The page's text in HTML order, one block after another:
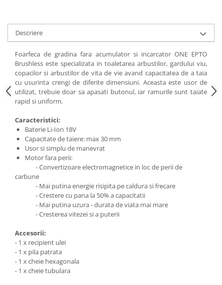
PLASE DE UMBRIRE/ ANTIGRINDINĂ
PRODUSE PENTRU GRĂDINARIT
Irigații pentru grădină
Unelte electrice
Unelte pentru grădinărit
SOBE ȘI ȘEMINEE
TIMP LIBER IN NATURA
TRUSE SI ACCESORII PROFESIONALE
DE CURATARE HORN
UZ GOSPODĂRESC
ȘEMINEE ȘI ÎNCĂLZITOARE DE
Descriere
Foarfeca de gradina fara acumulator si incarcator ONE EPTO
Brushless este specializata in toaletarea arbustilor, gardului viu,
copacilor si arbustilor de vita de vie avand capacitatea de a taia
cu usurinta crengi de diferite dimensiuni. Aceasta este usor de
utilizat, trebuie doar sa apasati butonul, iar ramurile sunt taiate
rapid si uniform.
Caracteristici:
Baterie Li-Ion 18V
Capacitate de taiere: max 30 mm
Usor si simplu de manevrat
Motor fara perii:
- Convertizoare electromagnetice in loc de perii de
carbune
- Mai putina energie risipita pe caldura si frecare
- Crestere cu pana la 50% a capacitatii
- Mai putina uzura - durata de viata mai mare
- Cresterea vitezei si a puterii
Accesorii:
- 1 x recipient ulei
- 1 x pila patrata
- 1 x cheie hexagonala
- 1 x cheie tubulara